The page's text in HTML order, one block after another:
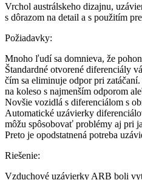
Vrchol austrálskeho dizajnu,
s dôrazom na detail a s použitím
Požiadavky:
Mnoho ľudí sa domnieva, že
Štandardné otvorené diferenciály
čím sa eliminuje odpor pri
na koleso s najmenším odporom
Novšie vozidlá s diferenciálom s
Automatické uzávierky
môžu spôsobovať problémy aj pri
Preto je opodstatnená potreba
Riešenie:
Vzduchové uzávierky ARB boli